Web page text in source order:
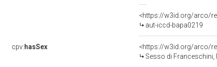
<https://w3id.org/arco/
aut-iccd-bapa0219
cpv:hasSex
<https://w3id.org/arco/
Sesso di